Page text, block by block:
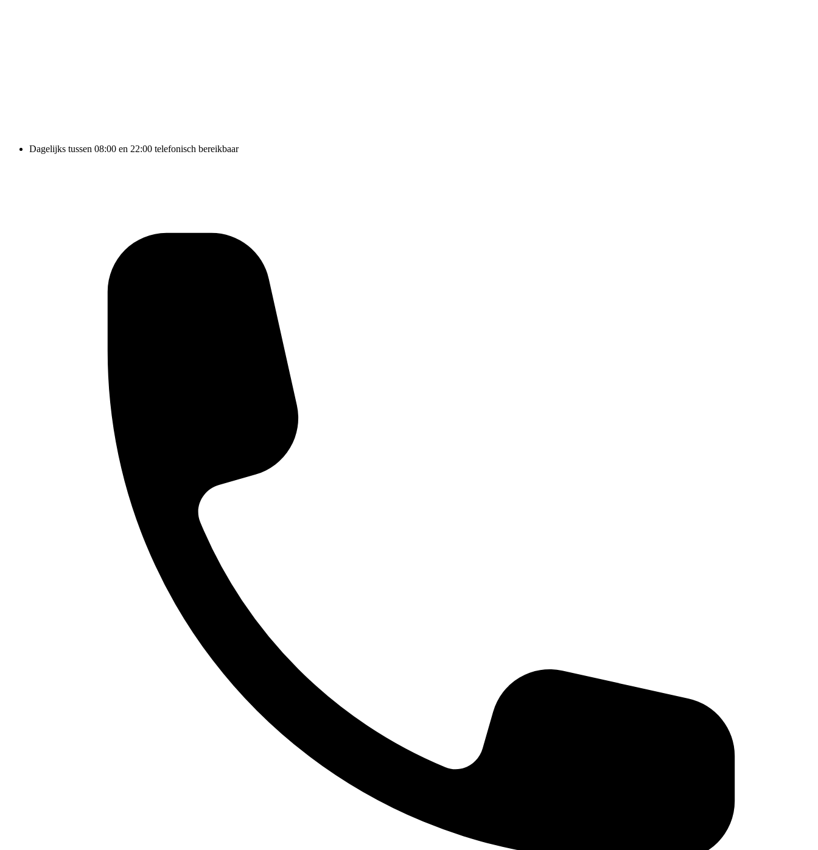
Dagelijks tussen 08:00 en 22:00 telefonisch bereikbaar